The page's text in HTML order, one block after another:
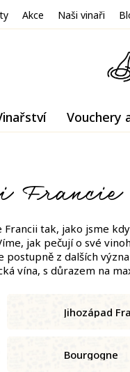
Akce Naši vinaři
Vouchery
Francie
tak, jako jsme
jak pečují o své
z dalších
vína, s důrazem na
Jihozápad
Bourgogne